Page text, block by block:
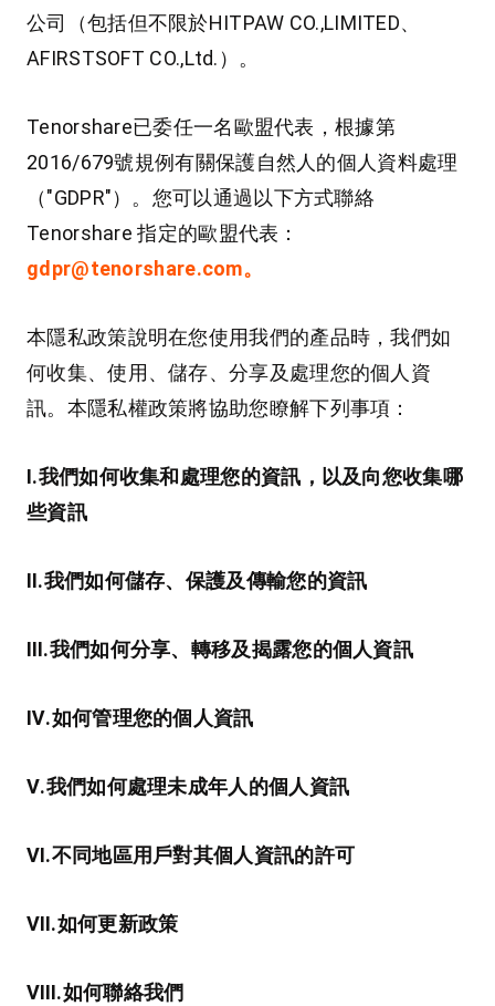
公司（包括但不限於HITPAW CO.,LIMITED、
AFIRSTSOFT CO.,Ltd.）。
Tenorshare已委任一名歐盟代表，根據第
2016/679號規例有關保護自然人的個人資料處理
（"GDPR"）。您可以通過以下方式聯絡
Tenorshare 指定的歐盟代表：
gdpr@tenorshare.com。
本隱私政策說明在您使用我們的產品時，我們如
何收集、使用、儲存、分享及處理您的個人資
訊。本隱私權政策將協助您瞭解下列事項：
Ⅰ.我們如何收集和處理您的資訊，以及向您收集哪
些資訊
Ⅱ.我們如何儲存、保護及傳輸您的資訊
Ⅲ.我們如何分享、轉移及揭露您的個人資訊
Ⅳ.如何管理您的個人資訊
Ⅴ.我們如何處理未成年人的個人資訊
Ⅵ.不同地區用戶對其個人資訊的許可
Ⅶ.如何更新政策
Ⅷ.如何聯絡我們